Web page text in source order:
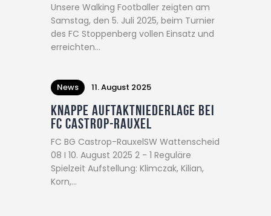
Unsere Walking Footballer zeigten am
Samstag, den 5. Juli 2025, beim Turnier
des FC Stoppenberg vollen Einsatz und
erreichten…
News 11. August 2025
Knappe Auftaktniederlage bei
FC Castrop-Rauxel
FC BG Castrop-RauxelSW Wattenscheid
08 I 10. August 2025 2 - 1 Reguläre
Spielzeit Aufstellung: Klimczak, Kilian,
Korn,…